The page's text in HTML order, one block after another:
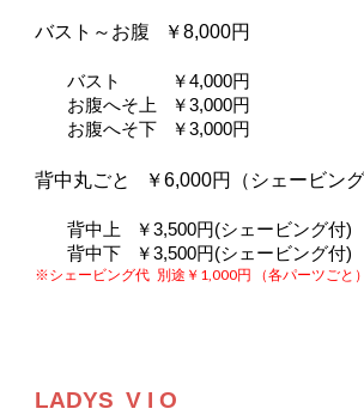
バスト～お腹   ￥8,000円
バスト   　　￥4,000円
お腹へそ上   ￥3,000円
お腹へそ下   ￥3,000円
背中丸ごと   ￥6,000円（シェービング
背中上   ￥3,500円(シェービング付)
背中下   ￥3,500円(シェービング付)
※シェービング代 別途￥1,000円 （各パーツごと）
LADYS  V I O